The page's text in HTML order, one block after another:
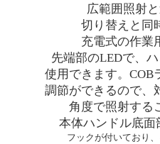
広範囲照射
切り替えと同
充電式の作業
先端部のLEDで、
使用できます。 COB
調節ができるので、
角度で照射する
本体ハンドル底面
フックが付いており